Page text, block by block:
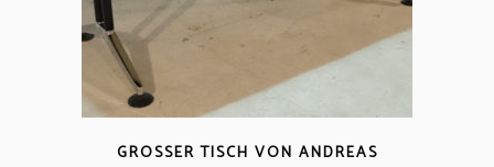
GROSSER TISCH VON ANDREAS S